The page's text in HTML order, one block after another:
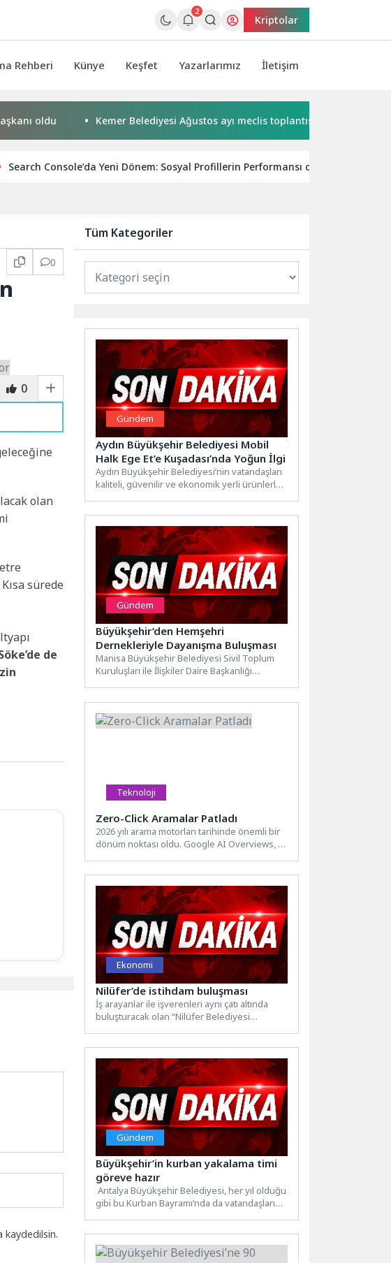
2
Kriptolar
Rehberi Künye Keşfet Yazarlarımız İletişim
Kemer Belediyesi Ağustos ayı meclis toplantısı yapıldı
Search Console’da Yeni Dönem: Sosyal Profillerin Performansı da SEO
0
0
olan
sürede
de
kaydedilsin.
Tüm Kategoriler
Gündem
Aydın Büyükşehir Belediyesi Mobil
Halk Ege Et’e Kuşadası’nda Yoğun İlgi
Aydın Büyükşehir Belediyesi’nin vatandaşları
kaliteli, güvenilir ve ekonomik yerli ürünlerle
Gündem
Büyükşehir’den Hemşehri
Dernekleriyle Dayanışma Buluşması
Manisa Büyükşehir Belediyesi Sivil Toplum
Kuruluşları ile İlişkiler Daire Başkanlığı
Teknoloji
Zero-Click Aramalar Patladı
2026 yılı arama motorları tarihinde önemli bir
dönüm noktası oldu. Google AI Overviews, AI
Ekonomi
Nilüfer’de istihdam buluşması
İş arayanlar ile işverenleri aynı çatı altında
buluşturacak olan “Nilüfer Belediyesi
Gündem
Büyükşehir’in kurban yakalama timi
göreve hazır
Antalya Büyükşehir Belediyesi, her yıl olduğu
gibi bu Kurban Bayramı’nda da vatandaşların